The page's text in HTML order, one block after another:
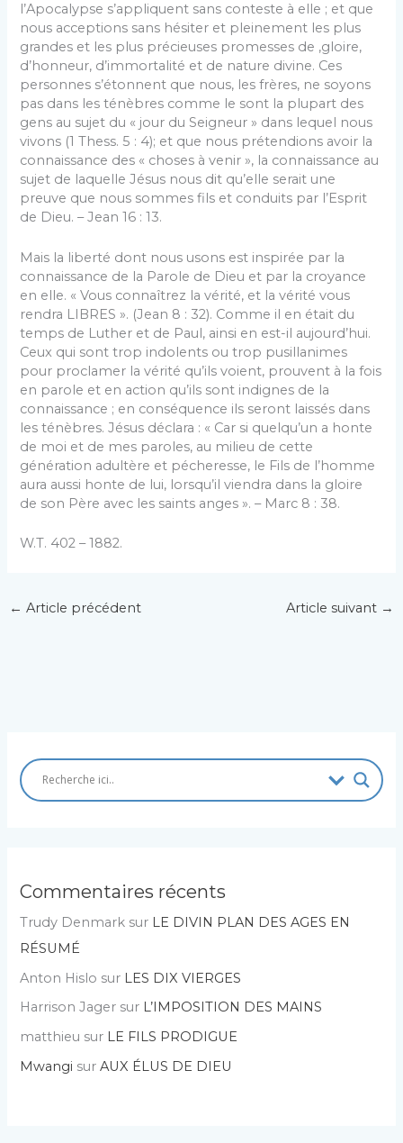
l’Apocalypse s’appliquent sans conteste à elle ; et que
nous acceptions sans hésiter et pleinement les plus
grandes et les plus précieuses promesses de ,gloire,
d’honneur, d’immortalité et de nature divine. Ces
personnes s’étonnent que nous, les frères, ne soyons
pas dans les ténèbres comme le sont la plupart des
gens au sujet du « jour du Seigneur » dans lequel nous
vivons (1 Thess. 5 : 4); et que nous prétendions avoir la
connaissance des « choses à venir », la connaissance au
sujet de laquelle Jésus nous dit qu’elle serait une
preuve que nous sommes fils et conduits par l’Esprit
de Dieu. – Jean 16 : 13.
Mais la liberté dont nous usons est inspirée par la
connaissance de la Parole de Dieu et par la croyance
en elle. « Vous connaîtrez la vérité, et la vérité vous
rendra LIBRES ». (Jean 8 : 32). Comme il en était du
temps de Luther et de Paul, ainsi en est-il aujourd’hui.
Ceux qui sont trop indolents ou trop pusillanimes
pour proclamer la vérité qu’ils voient, prouvent à la fois
en parole et en action qu’ils sont indignes de la
connaissance ; en conséquence ils seront laissés dans
les ténèbres. Jésus déclara : « Car si quelqu’un a honte
de moi et de mes paroles, au milieu de cette
génération adultère et pécheresse, le Fils de l’homme
aura aussi honte de lui, lorsqu’il viendra dans la gloire
de son Père avec les saints anges ». – Marc 8 : 38.
W.T. 402 – 1882.
← Article précédent Article suivant →
Commentaires récents
Trudy Denmark sur LE DIVIN PLAN DES AGES EN
RÉSUMÉ
Anton Hislo sur LES DIX VIERGES
Harrison Jager sur L’IMPOSITION DES MAINS
matthieu sur LE FILS PRODIGUE
Mwangi surAUX ÉLUS DE DIEU